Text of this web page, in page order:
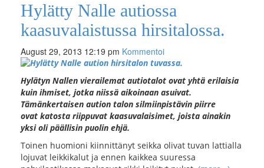
Hylätty Nalle autiossa
kaasuvalaistussa hirsitalossa.
August 29, 2013 12:19 pm Kommentoi
Hylätyn Nallen vierailemat autiotalot ovat yhtä erilaisia
kuin ihmiset, jotka niissä aikoinaan asuivat.
Tämänkertaisen aution talon silmiinpistävin piirre
ovat katosta riippuvat kaasuvalaisimet, joista ainakin
yksi oli päällisin puolin ehjä.
Toinen huomioni kiinnittänyt seikka olivat tuvan lattialla
lojuvat leikkikalut ja ennen kaikkea suuressa